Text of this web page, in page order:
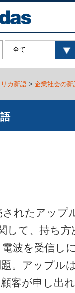
リカ新語> 企業社会の新
されたアップ
して、持ち
波を受信し
。アップル
客が申し出